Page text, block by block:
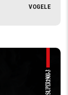
VOGELE